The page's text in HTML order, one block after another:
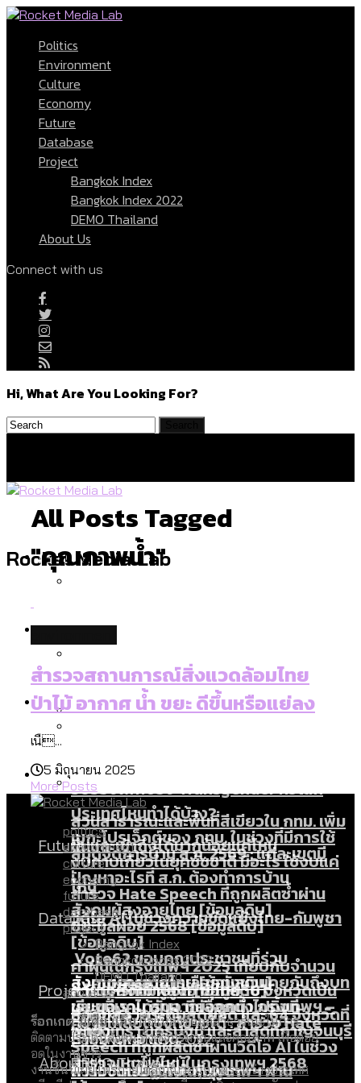
Politics
Environment
Culture
Economy
Future
Database
Project
Bangkok Index
Bangkok Index 2022
DEMO Thailand
About Us
Connect with us
Hi, What Are You Looking For?
Rocket Media Lab
Politics
สำรวจร่างงบปี 70 ของ กทม. สำนักการ
จราจรฯ เพิ่ม 150% มีเพียง 5 เขตที่งบเพิ่ม
โดยเขตจตุจักรสูงสุด
ใหม่จะมีงบฯ ประมาณเท่าไร
สมุดจดการบ้าน ส.ก. 2569 : แต่ละเขตมี
ปัญหาอะไรที่ ส.ก. ต้องทำการบ้าน
Vote62 ขอบคุณประชาชนที่ร่วม
สังเกตการณ์การเลือกตั้งชวนคุยกันถึงบท
เรียนที่เราได้รับจากเลือกตั้ง กรุงเทพฯ –
พัทยา
Environment
สำรวจเหตุไฟไหม้ในกรุงเทพฯ ส่วนใหญ่มา
จากไฟฟ้าลัดวงจร เขตจตุจักรเกิดไฟฟ้า
สวนสาธารณะและพื้นที่สีเขียวใน กทม. เพิ่ม
ขึ้นและเข้าถึงได้มากน้อยแค่ไหน
ขยะมูลฝอย 2568 [ข้อมูลดิบ]
ขยะของคน กทม. ที่ยังถูกนำไปทิ้งที่
ฉะเชิงเทรา นครปฐม และล่าสุดที่กาญจนบุรี
Culture
โลกใบเดียว สิทธิไม่เท่ากัน: กฎหมายการ
รับรองเพศของ Transgender ทั่วโลก
ประเทศไหนทำได้บ้าง?
สำรวจ Hate Speech ที่ถูกผลิตซ้ำผ่าน
วิดีโอ AI ในช่วงความขัดแย้งไทย-กัมพูชา
[ข้อมูลดิบ]
ความเกลียดชังที่ขายได้ : สำรวจ Hate
Speech ที่ถูกผลิตซ้ำผ่านวิดีโอ AI ในช่วง
ความขัดแย้งไทย-กัมพูชา
Economy
เมกะโปรเจ็กต์ของ กทม. ในช่วงที่มีการใช้
งบคาบเกี่ยวในยุคชัชชาติ มีอะไร ใช้งบแค่
ไหน
ค่าฝุ่นในกรุงเทพฯ 2025 เทียบกับจำนวน
ควันบุหรี่ที่เข้าปอด [ข้อมูลดิบ]
สำรวจเศรษฐกิจในกรุงเทพฯ ผ่าน
Future
สังคมผู้สูงอายุไทย [ข้อมูลดิบ]
สำรวจสังคมผู้สูงอายุไทย : 6 จังหวัดเป็น
สังคมสูงวัยระดับสุดยอด และ 64 จังหวัดที่
ตายมากกว่าเกิด
Database
สังคมผู้สูงอายุไทย [ข้อมูลดิบ]
สำรวจเหตุไฟไหม้ในกรุงเทพฯ 2568
Project
Bangkok Index
Bangkok Index 2022
DEMO Thailand
About Us
All Posts Tagged
"คุณภาพน้ำ"
สำรวจสถานการณ์สิ่งแวดล้อมไทย
ป่าไม้ อากาศ น้ำ ขยะ ดีขึ้นหรือแย่ลง
เนื...
5 มิถุนายน 2025
More Posts
politics
environment
culture
economy
future
database
project
Bangkok Index
Bangkok Index 2022
DEMO Thailand
about us
ร็อกเกต มีเดีย แล็บคือแหล่งข้อมูลสาธารณะในการ
ติดตามประเด็นสังคม ทั้งเชิงปริมาณและคุณภาพ เพื่อต่อย
อดในงานข่าว
งานชิ้นนี้เผยแพร่ภายใต้สัญญาอนุญาตระหว่างประเทศ